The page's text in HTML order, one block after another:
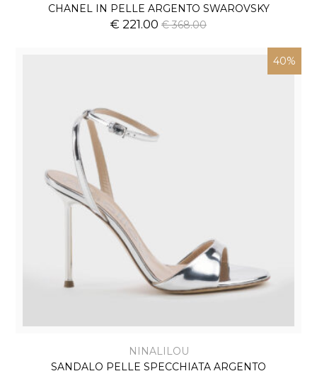
CHANEL IN PELLE ARGENTO SWAROVSKY
€ 221.00 € 368.00
40%
NINALILOU
SANDALO PELLE SPECCHIATA ARGENTO